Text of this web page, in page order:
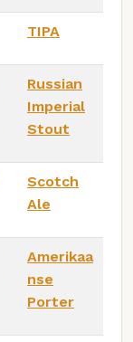
TIPA
Russian
Imperial
Stout
Scotch
Ale
Amerikaa
nse
Porter